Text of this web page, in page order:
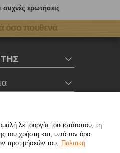
ερωτήσεις
όσο πουθενά
σταθερό, χωρίς χρέωση)
λειτουργία του ιστότοπου, τη
του χρήστη και, υπό τον όρο
προτιμήσεών του. Πολιτική